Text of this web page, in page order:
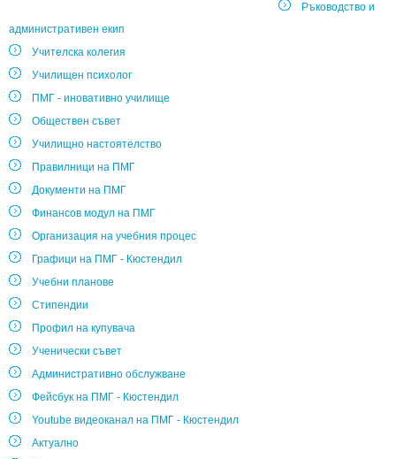
Ръководство и
административен екип
Учителска колегия
Училищен психолог
ПМГ - иновативно училище
Обществен съвет
Училищно настоятелство
Правилници на ПМГ
Документи на ПМГ
Финансов модул на ПМГ
Организация на учебния процес
Графици на ПМГ - Кюстендил
Учебни планове
Стипендии
Профил на купувача
Ученически съвет
Административно обслужване
Фейсбук на ПМГ - Кюстендил
Youtube видеоканал на ПМГ - Кюстендил
Актуално